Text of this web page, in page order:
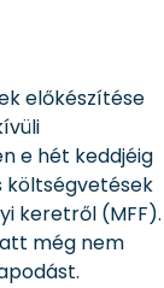
előkészítése
e hét keddjéig
költségvetések
keretről (MFF).
még nem